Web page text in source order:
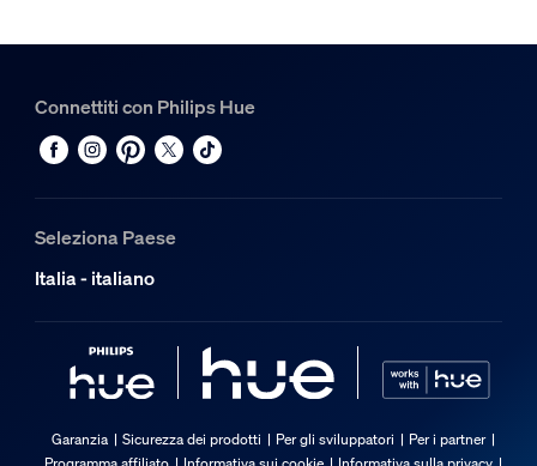
Connettiti con Philips Hue
Seleziona Paese
Italia - italiano
Garanzia Sicurezza dei prodotti Per gli sviluppatori
Per i partner